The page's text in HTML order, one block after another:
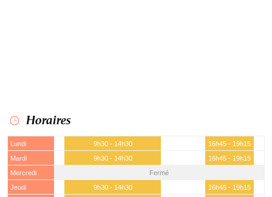
Horaires
Lundi 9h30 - 14h30
16h45 - 19h15
Mardi
9h30 - 14h30
16h45 - 19h15
Mercredi
Fermé
Jeudi
9h30 - 14h30
16h45 - 19h15